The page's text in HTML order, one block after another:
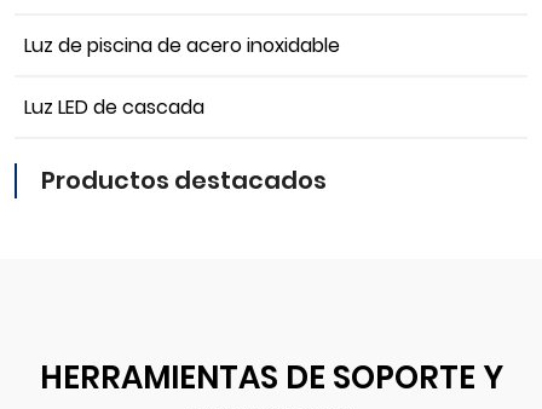
Luz de piscina de acero inoxidable
Luz LED de cascada
Productos destacados
HERRAMIENTAS DE SOPORTE Y